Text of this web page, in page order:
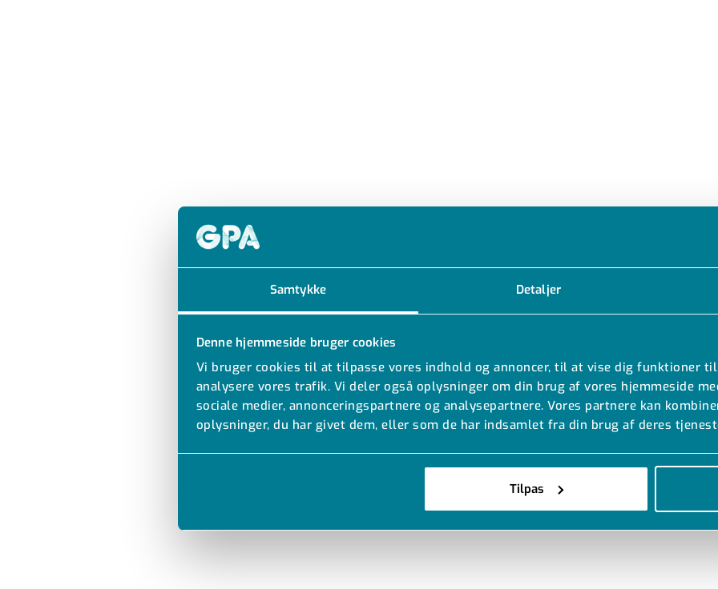
Samtykke Detaljer
Denne hjemmeside bruger cookies
Vi bruger cookies til at tilpasse vores indhold og annoncer, til at vise dig funktioner
analysere vores trafik. Vi deler også oplysninger om din brug af vores hjemmeside
sociale medier, annonceringspartnere og analysepartnere. Vores partnere kan
oplysninger, du har givet dem, eller som de har indsamlet fra din brug af deres
Tilpas